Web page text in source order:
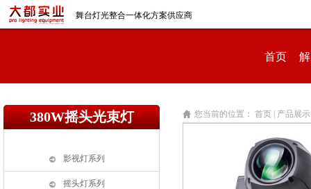
舞台灯光整合一体化方案供应商
首页
380W摇头光束灯
影视灯系列
摇头灯系列
您当前的位置： 首页 | 产品展